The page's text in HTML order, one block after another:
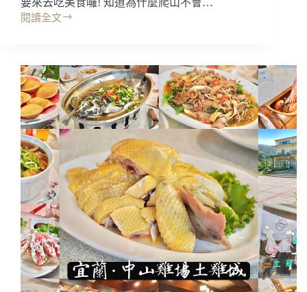
晚
菜
聚
客
戶
外
婚
禮
要來去吃美食囉! 知道為什麼爬山不會…
閱讀全文
新
食
｜
尋
魚
居，
皇
帝
也
愛
吃?
深
山
美
食，
新
店